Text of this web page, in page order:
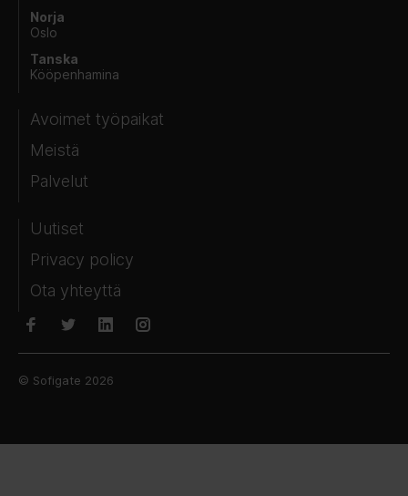
Norja
Oslo
Tanska
Kööpenhamina
Avoimet työpaikat
Meistä
Palvelut
Uutiset
Privacy policy
Ota yhteyttä
© Sofigate 2026